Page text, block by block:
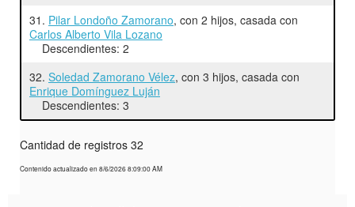
31. Pilar Londoño Zamorano, con 2 hijos, casada con
Carlos Alberto Vila Lozano
Descendientes: 2
32. Soledad Zamorano Vélez, con 3 hijos, casada con
Enrique Domínguez Luján
Descendientes: 3
Cantidad de registros 32
Contenido actualizado en 8/6/2026 8:09:00 AM